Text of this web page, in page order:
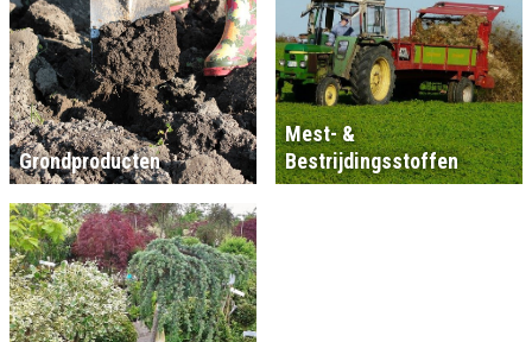
Grondproducten
Mest- &
Bestrijdingsstoffen